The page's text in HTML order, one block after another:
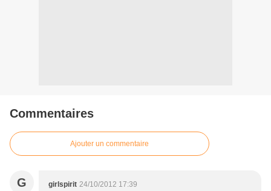
Commentaires
Ajouter un commentaire
G girlspirit 24/10/2012 17:39